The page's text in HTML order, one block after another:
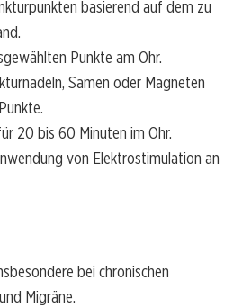
basierend auf dem zu
Punkte am Ohr.
Samen oder Magneten
20 bis 60 Minuten im Ohr.
von Elektrostimulation an
bei chronischen
Migräne.